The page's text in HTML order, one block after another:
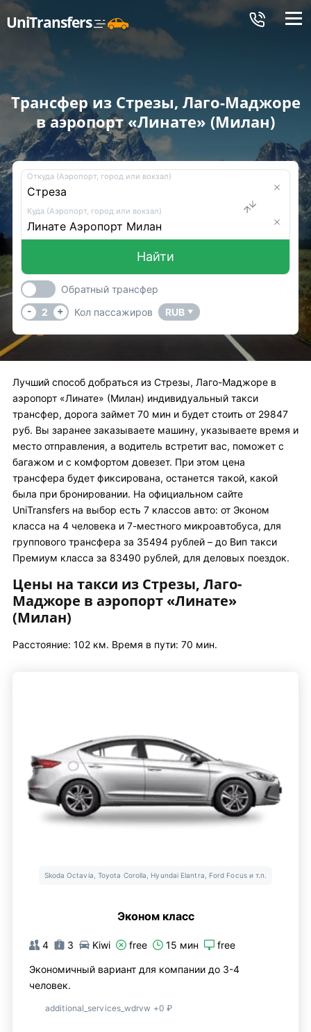
UniTransfers Меню
Трансфер из Стрезы, Лаго-Маджоре
в аэропорт «Линате» (Милан)
Откуда (Аэропорт, город или вокзал)
Куда (Аэропорт, город или вокзал)
Найти
Обратный трансфер
-
2 + Кол пассажиров RUB ▼
Лучший способ добраться из Стрезы, Лаго-Маджоре в
аэропорт «Линате» (Милан) индивидуальный такси
трансфер, дорога займет 70 мин и будет стоить от 29847
руб. Вы заранее заказываете машину, указываете время и
место отправления, а водитель встретит вас, поможет с
багажом и с комфортом довезет. При этом цена
трансфера будет фиксирована, останется такой, какой
была при бронировании. На официальном сайте
UniTransfers на выбор есть 7 классов авто: от Эконом
класса на 4 человека и 7-местного микроавтобуса, для
группового трансфера за 35494 рублей – до Вип такси
Премиум класса за 83490 рублей, для деловых поездок.
Цены на такси из Стрезы, Лаго-
Маджоре в аэропорт «Линате»
(Милан)
Расстояние: 102 км. Время в пути: 70 мин.
Skoda Octavia, Toyota Corolla, Hyundai Elantra, Ford Focus и т.п.
Эконом класс
4 3 Kiwi free 15 мин free
Экономичный вариант для компании до 3-4
человек.
additional_services_wdrvw +0 ₽